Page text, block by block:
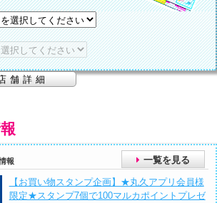
報 一覧を見る
【お買い物スタンプ企画】★丸久アプリ会員様
限定★スタンプ7個で100マルカポイントプレゼ